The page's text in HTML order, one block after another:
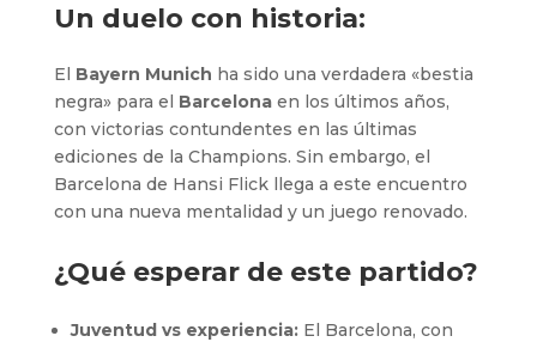
Un duelo con historia:
El Bayern Munich ha sido una verdadera «bestia
negra» para el Barcelonaen los últimos años,
con victorias contundentes en las últimas
ediciones de la Champions. Sin embargo, el
Barcelona de Hansi Flick llega a este encuentro
con una nueva mentalidad y un juego renovado.
¿Qué esperar de este partido?
Juventud vs experiencia:El Barcelona, con